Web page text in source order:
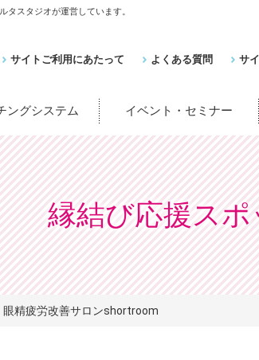
タスタジオが運営しています。
サイトご利用にあたって よくある質問 サ
ングシステム イベント・セミナー
縁結び応援スポ
眼精疲労改善サロンshortroom